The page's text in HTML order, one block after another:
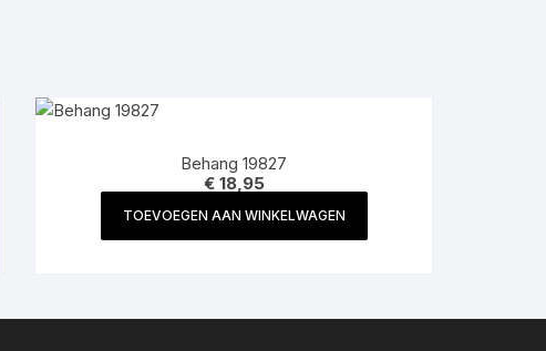
Behang 19827
€18,95
TOEVOEGEN AAN WINKELWAGEN